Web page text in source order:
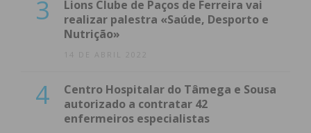
3
Lions Clube de Paços de Ferreira vai
realizar palestra «Saúde, Desporto e
Nutrição»
14 DE ABRIL 2022
4
Centro Hospitalar do Tâmega e Sousa
autorizado a contratar 42
enfermeiros especialistas